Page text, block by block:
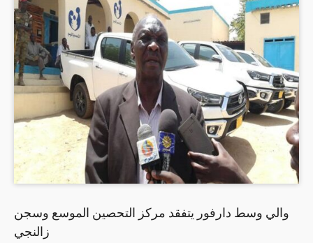
والي وسط دارفور يتفقد مركز التحصين الموسع وسجن
زالنجي